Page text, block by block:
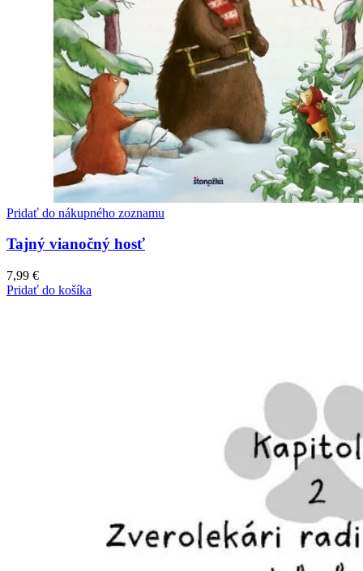
Pridať do nákupného zoznamu
Tajný vianočný hosť
7,99 €
Pridať do košíka